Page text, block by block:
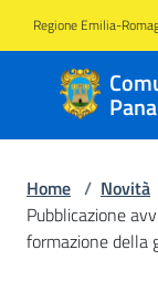
Regione Emilia-
Comune
di San
Felice
Sul
Panaro
Home / Novità
Pubblicazione
formazione della